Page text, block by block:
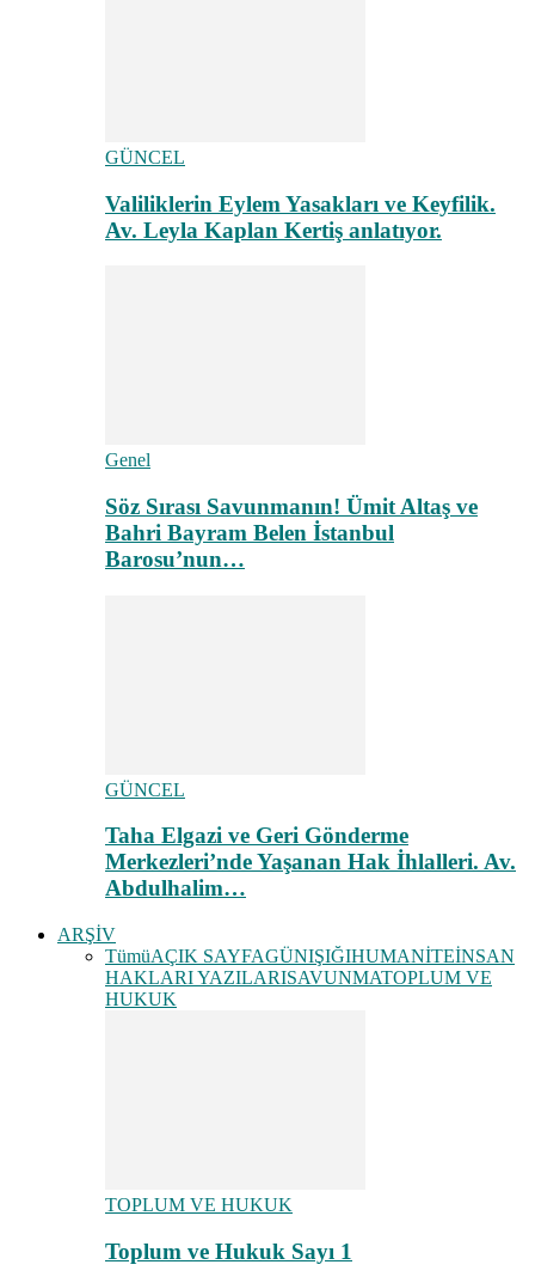
GÜNCEL
Valiliklerin Eylem Yasakları ve Keyfilik.
Av. Leyla Kaplan Kertiş anlatıyor.
Genel
Söz Sırası Savunmanın! Ümit Altaş ve
Bahri Bayram Belen İstanbul
Barosu’nun…
GÜNCEL
Taha Elgazi ve Geri Gönderme
Merkezleri’nde Yaşanan Hak İhlalleri. Av.
Abdulhalim…
ARŞİV
TümüAÇIK SAYFAGÜNIŞIĞIHUMANİTEİNSAN
HAKLARI YAZILARISAVUNMATOPLUM VE
HUKUK
TOPLUM VE HUKUK
Toplum ve Hukuk Sayı 1